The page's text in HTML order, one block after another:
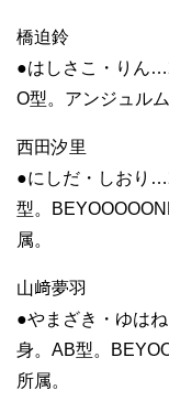
橋迫鈴
●はしさこ・りん
O型。アンジュル
西田汐里
●にしだ・しおり
型。
属。
山﨑夢羽
●やまざき・ゆは
身。AB型。
所属。